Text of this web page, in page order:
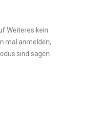
Weiteres kein
mal anmelden,
sind sagen